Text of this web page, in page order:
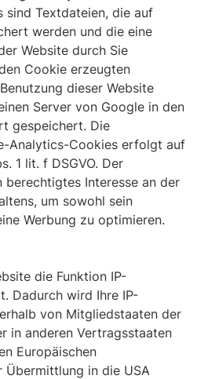
sind Textdateien, die auf
werden und die eine
Website durch Sie
Cookie erzeugten
dieser Website
Server von Google in den
gespeichert. Die
Analytics-Cookies erfolgt auf
1 lit. f DSGVO. Der
berechtigtes Interesse an der
um sowohl sein
Werbung zu optimieren.
die Funktion IP-
Dadurch wird Ihre IP-
von Mitgliedstaaten der
in anderen Vertragsstaaten
Europäischen
in die USA